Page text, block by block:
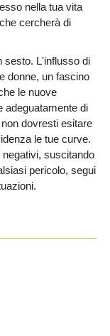
nella tua vita
cercherà di
sesto. L'influsso di
donne, un fascino
le nuove
adeguatamente di
dovresti esitare
le tue curve.
suscitando
pericolo, segui